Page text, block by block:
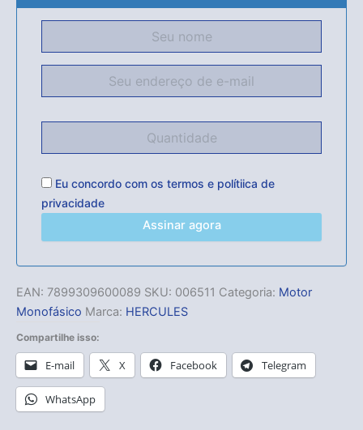
Eu concordo com os termos e polítiica de
privacidade
Assinar agora
EAN: 7899309600089 SKU: 006511 Categoria: Motor
Monofásico Marca: HERCULES
Compartilhe isso:
E-mail X Facebook Telegram
WhatsApp